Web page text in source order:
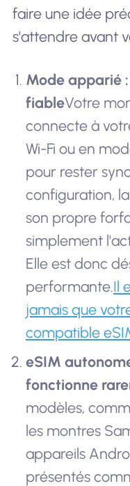
faire une idée
s'attendre avant
Mode apparié
fiableVotre
connecte à
Wi-Fi ou en
pour rester
configuration,
son propre
simplement
Elle est donc
performante.Il
jamais que
compatible
eSIM
fonctionne
modèles,
les montres
appareils
présentés